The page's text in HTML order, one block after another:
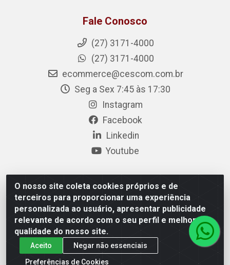
O nosso site coleta cookies próprios e de
terceiros para proporcionar uma experiência
personalizada ao usuário, apresentar publicidade
relevante de acordo com o seu perfil e melhorar a
qualidade do nosso site.
Aceito
Negar não essenciais
Preferências de Cookies
Fale Conosco
(27) 3171-4000
(27) 3171-4000
ecommerce@cescom.com.br
Seg a Sex 7:45 às 17:30
Instagram
Facebook
Linkedin
Youtube
Cescom Distribuidor - Rodovia BR 101, Km 163, S/N – Rio
Quartel, Linhares/ES – CEP 29.900-983 – CNPJ
27.724.509/0001-33